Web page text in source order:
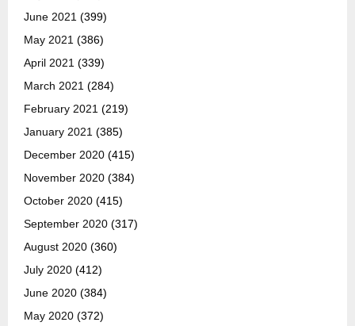
June 2021 (399)
May 2021 (386)
April 2021 (339)
March 2021 (284)
February 2021 (219)
January 2021 (385)
December 2020 (415)
November 2020 (384)
October 2020 (415)
September 2020 (317)
August 2020 (360)
July 2020 (412)
June 2020 (384)
May 2020 (372)